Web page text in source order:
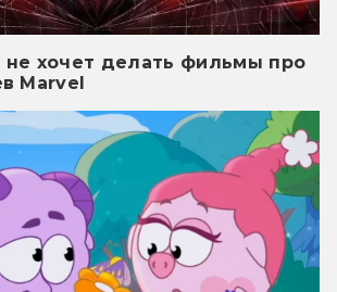
не хочет делать фильмы про
Marvel